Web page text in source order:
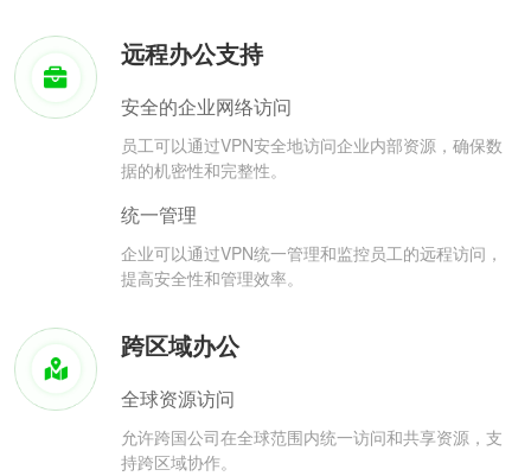
远程办公支持
安全的企业网络访问
员工可以通过VPN安全地访问企业内部资源，确保数
据的机密性和完整性。
统一管理
企业可以通过VPN统一管理和监控员工的远程访问，
提高安全性和管理效率。
跨区域办公
全球资源访问
允许跨国公司在全球范围内统一访问和共享资源，支
持跨区域协作。